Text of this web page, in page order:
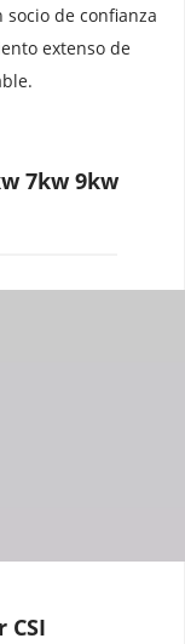
de confianza
extenso de
7kw 9kw